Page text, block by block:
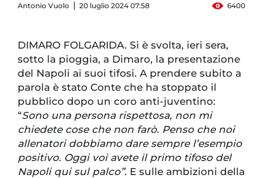
Antonio Vuolo 20 luglio 2024 07:58 6400
DIMARO FOLGARIDA. Si è svolta, ieri sera,
sotto la pioggia, a Dimaro, la presentazione
del Napoli ai suoi tifosi. A prendere subito a
parola è stato Conte che ha stoppato il
pubblico dopo un coro anti-juventino:
“Sono una persona rispettosa, non mi
chiedete cose che non farò. Penso che noi
allenatori dobbiamo dare sempre l’esempio
positivo. Oggi voi avete il primo tifoso del
Napoli qui sul palco”. E sulle ambizioni della